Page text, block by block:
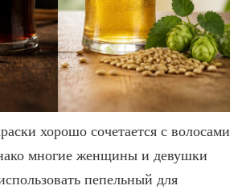
хорошо сочетается с волосами
многие женщины и девушки
пепельный для